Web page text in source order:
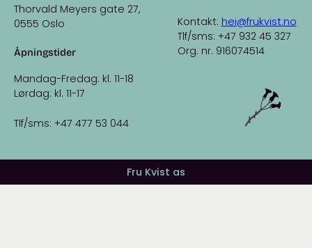
Thorvald Meyers gate 27,
0555 Oslo
Åpningstider
Mandag-Fredag: kl. 11-18
Lørdag: kl. 11-17
Tlf/sms: +47 477 53 044
Kontakt: hei@frukvist.no
Tlf/sms: +47 932 45 327
Org. nr. 916074514
Fru Kvist as